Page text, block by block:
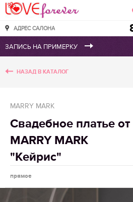
Love Forever
АДРЕС САЛОНА
НАЗАД В КАТАЛОГ
MARRY MARK
Свадебное платье
MARRY MARK
"Кейрис"
прямое